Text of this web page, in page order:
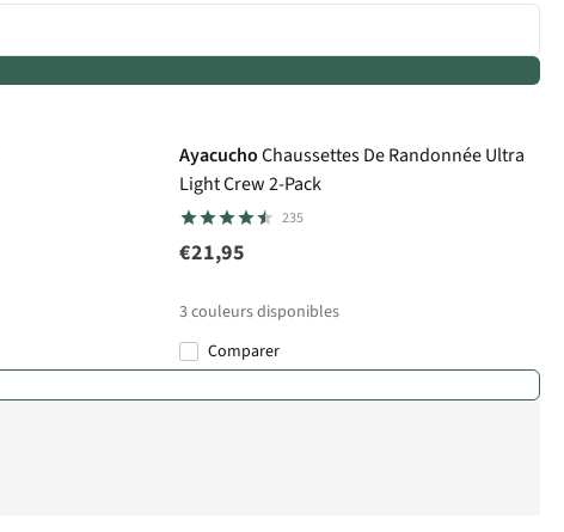
AyacuchoChaussettes De Randonnée Ultra
Light Crew 2-Pack
235
€21,95
3couleurs disponibles
Comparer